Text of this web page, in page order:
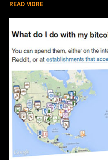
READ MORE